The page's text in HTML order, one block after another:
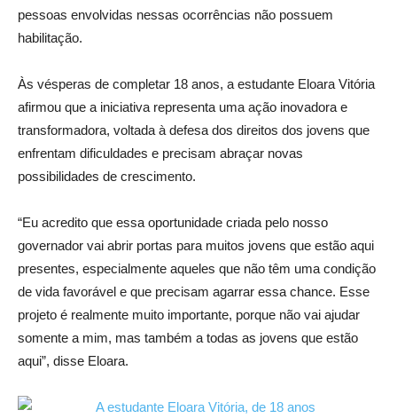
pessoas envolvidas nessas ocorrências não possuem
habilitação.
Às vésperas de completar 18 anos, a estudante Eloara Vitória
afirmou que a iniciativa representa uma ação inovadora e
transformadora, voltada à defesa dos direitos dos jovens que
enfrentam dificuldades e precisam abraçar novas
possibilidades de crescimento.
“Eu acredito que essa oportunidade criada pelo nosso
governador vai abrir portas para muitos jovens que estão aqui
presentes, especialmente aqueles que não têm uma condição
de vida favorável e que precisam agarrar essa chance. Esse
projeto é realmente muito importante, porque não vai ajudar
somente a mim, mas também a todas as jovens que estão
aqui”, disse Eloara.